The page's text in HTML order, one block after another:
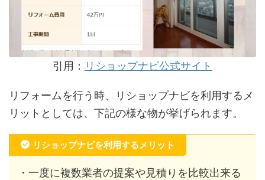
引用： リショップナビ公式サイト
リフォームを行う時、リショップナビを利用するメ
リットとしては、下記の様な物が挙げられます。
リショップナビを利用するメリット
・一度に複数業者の提案や見積りを比較出来る